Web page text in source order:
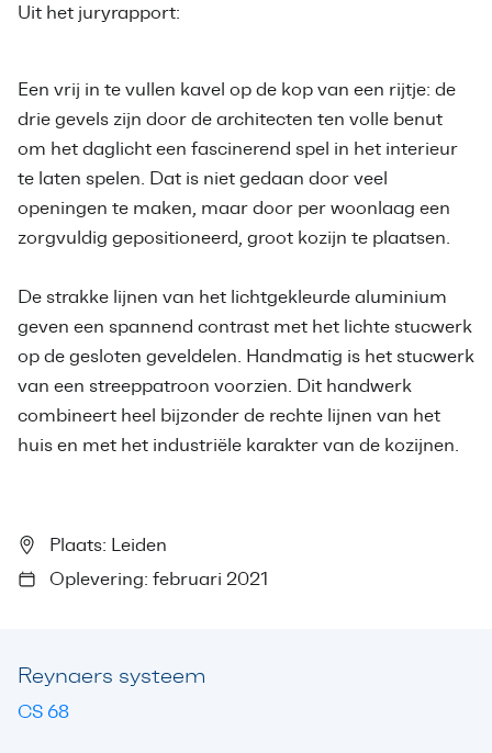
Uit het juryrapport:
Een vrij in te vullen kavel op de kop van een rijtje: de
drie gevels zijn door de architecten ten volle benut
om het daglicht een fascinerend spel in het interieur
te laten spelen. Dat is niet gedaan door veel
openingen te maken, maar door per woonlaag een
zorgvuldig gepositioneerd, groot kozijn te plaatsen.
De strakke lijnen van het lichtgekleurde aluminium
geven een spannend contrast met het lichte stucwerk
op de gesloten geveldelen. Handmatig is het stucwerk
van een streeppatroon voorzien. Dit handwerk
combineert heel bijzonder de rechte lijnen van het
huis en met het industriële karakter van de kozijnen.
Plaats: Leiden
Oplevering: februari 2021
Reynaers systeem
CS 68